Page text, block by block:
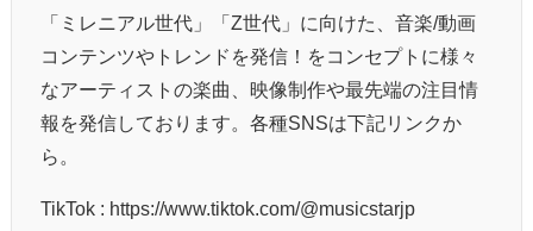
「ミレニアル世代」「Z世代」に向けた、音楽/動画
コンテンツやトレンドを発信！をコンセプトに様々
なアーティストの楽曲、映像制作や最先端の注目情
報を発信しております。各種SNSは下記リンクか
ら。
TikTok : https://www.tiktok.com/@musicstarjp